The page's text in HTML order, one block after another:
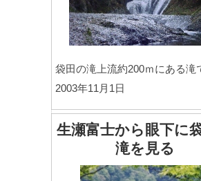
袋田の滝上流約200ｍにある滝
2003年11月1日
生瀬富士から眼下に
滝を見る